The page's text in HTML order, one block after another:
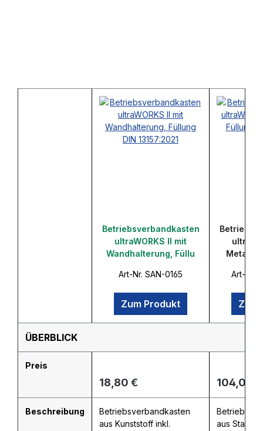
Betriebsverbandkasten
ultraWORKS II mit
Wandhalterung, Füllu
Art-Nr. SAN-0165
Zum Produkt
Metall,
Art-Nr.
Zum
ÜBERBLICK
Preis
Regulärer Preis:
18,80 € 104,00 €
Beschreibung
Betriebsverbandkasten
aus Kunststoff inkl.
aus Stahl,